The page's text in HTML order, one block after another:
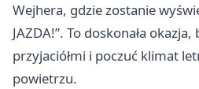
Wejhera, gdzie zostanie
JAZDA!”. To doskonała
przyjaciółmi i poczuć klimat
powietrzu.